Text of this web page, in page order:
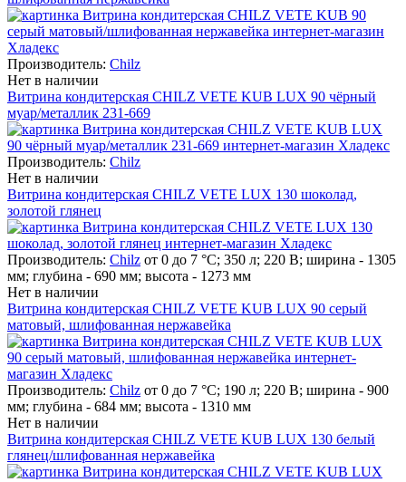
Производитель: Chilz
Нет в наличии
Витрина кондитерская CHILZ VETE KUB LUX 90 чёрный
муар/металлик 231-669
Производитель: Chilz
Нет в наличии
Витрина кондитерская CHILZ VETE LUX 130 шоколад,
золотой глянец
Производитель: Chilz от 0 до 7 °С; 350 л; 220 В; ширина - 1305
мм; глубина - 690 мм; высота - 1273 мм
Нет в наличии
Витрина кондитерская CHILZ VETE KUB LUX 90 серый
матовый, шлифованная нержавейка
Производитель: Chilz от 0 до 7 °С; 190 л; 220 В; ширина - 900
мм; глубина - 684 мм; высота - 1310 мм
Нет в наличии
Витрина кондитерская CHILZ VETE KUB LUX 130 белый
глянец/шлифованная нержавейка